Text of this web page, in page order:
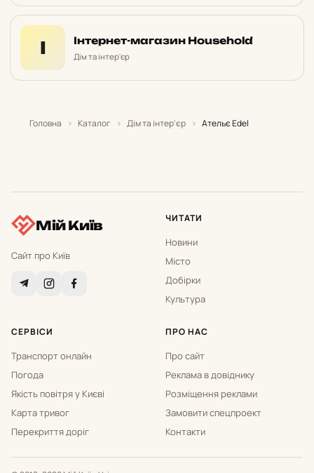
І Інтернет-магазин Household
Дім та інтер'єр
Головна › Каталог › Дім та інтер'єр › Ательє Edel
Мій Київ
Сайт про Київ
ЧИТАТИ
Новини
Місто
Добірки
Культура
СЕРВІСИ
Транспорт онлайн
Погода
Якість повітря у Києві
Карта тривог
Перекриття доріг
ПРО НАС
Про сайт
Реклама в довіднику
Розміщення реклами
Замовити спецпроект
Контакти